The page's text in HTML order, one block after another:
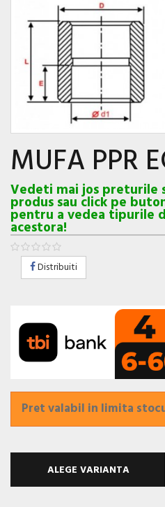
MUFA PPR
Vedeti mai jos preturile
produs sau click pe
pentru a vedea tipurile
acestora!
Distribuiti
Pret valabil in limita
ALEGE VARIANTA